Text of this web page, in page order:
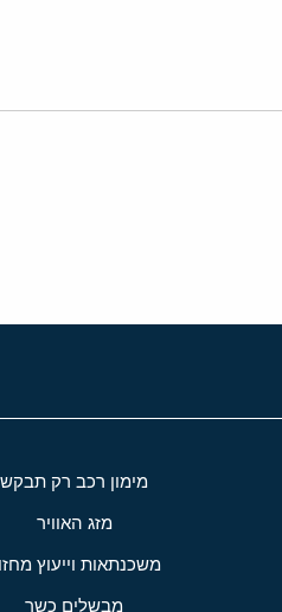
מימון רכב רק תבקש
מזג האוויר
משכנתאות וייעוץ
מבשלים כשר